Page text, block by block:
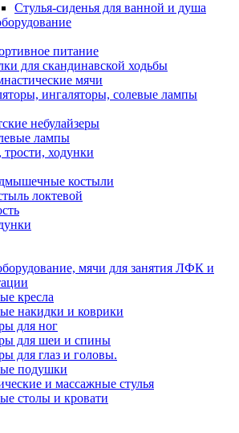
Стулья-сиденья для ванной и душа
питание
для скандинавской ходьбы
мячи
ингаляторы, солевые лампы
небулайзеры
лампы
ходунки
костыли
локтевой
мячи для занятия ЛФК и
кресла
накидки и коврики
для ног
для шеи и спины
для глаз и головы.
подушки
и массажные стулья
столы и кровати